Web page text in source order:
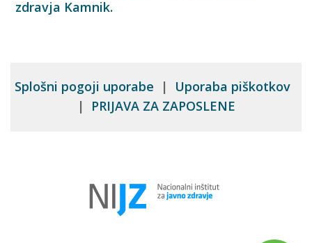
Splošni pogoji uporabe | Uporaba piškotkov
|
PRIJAVA ZA ZAPOSLENE